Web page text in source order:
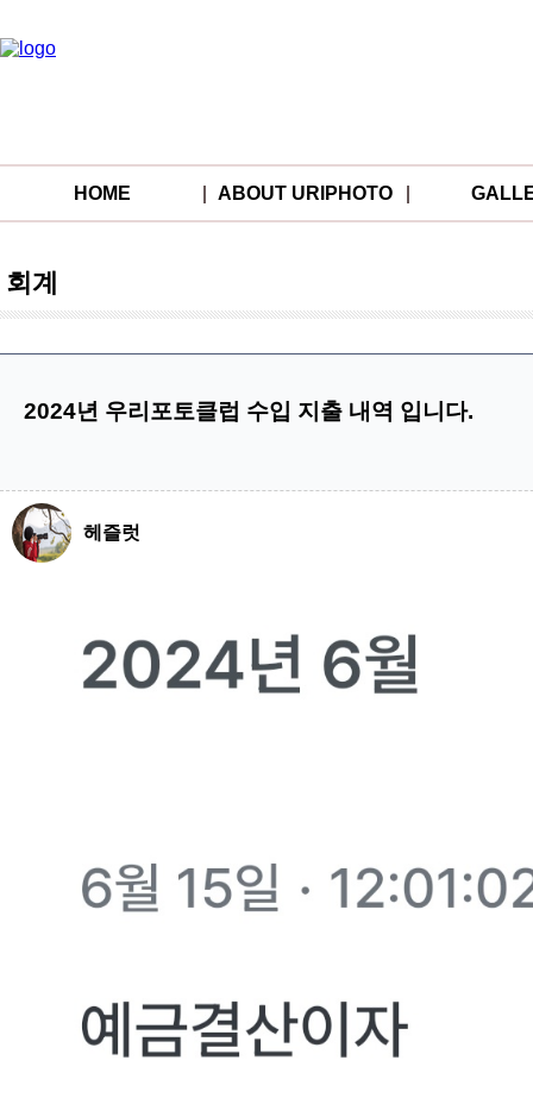
HOME ABOUT URIPHOTO
회계
2024년 우리포토클럽 수입 지출 내역 입니다.
헤즐럿